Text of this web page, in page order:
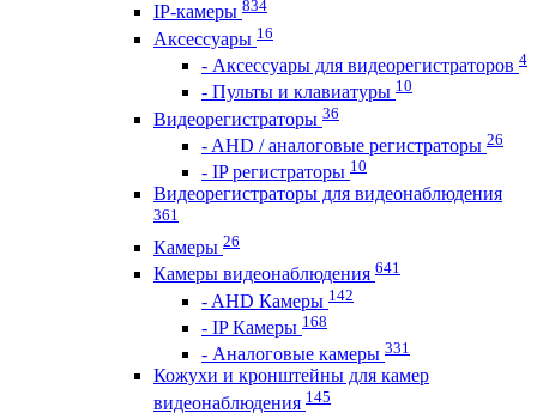
IP-камеры 834
Аксессуары 16
- Аксессуары для видеорегистраторов 4
- Пульты и клавиатуры 10
Видеорегистраторы 36
- AHD / аналоговые регистраторы 26
- IP регистраторы 10
Видеорегистраторы для видеонаблюдения
361
Камеры 26
Камеры видеонаблюдения 641
- AHD Камеры 142
- IP Камеры 168
- Аналоговые камеры 331
Кожухи и кронштейны для камер
видеонаблюдения 145